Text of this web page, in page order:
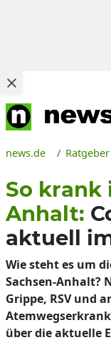
news.de Ratgeber
So krank
Anhalt:
aktuell
Wie steht es um
Sachsen-Anhalt?
Grippe, RSV und
über die aktuelle